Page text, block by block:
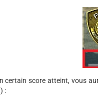
certain score atteint, vous
: